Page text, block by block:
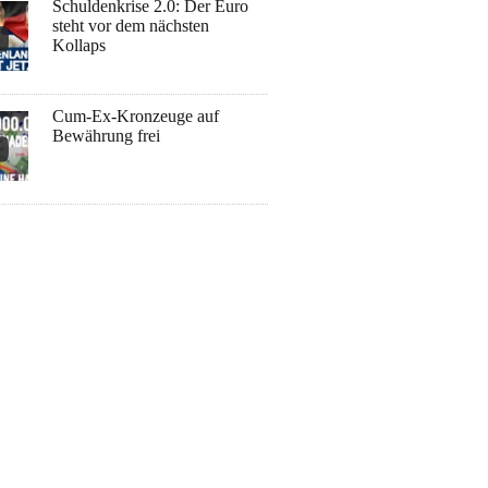
Schuldenkrise 2.0: Der Euro
steht vor dem nächsten
Kollaps
Cum-Ex-Kronzeuge auf
Bewährung frei